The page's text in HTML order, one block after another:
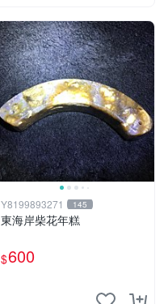
Y8199893271 145
東海岸柴花年糕
$600